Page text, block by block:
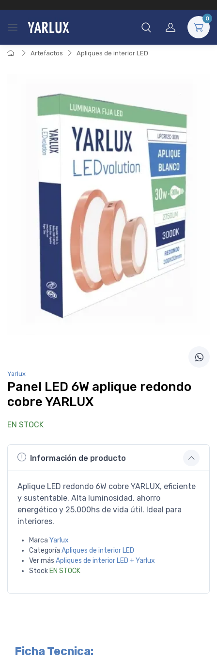
0
Artefactos Apliques de interior LED
Yarlux
Panel LED 6W aplique redondo
cobre YARLUX
EN STOCK
Información de producto
Aplique LED redondo 6W cobre YARLUX, eficiente
y sustentable. Alta luminosidad, ahorro
energético y 25.000hs de vida útil. Ideal para
interiores.
Marca Yarlux
Categoría Apliques de interior LED
Ver más Apliques de interior LED + Yarlux
Stock EN STOCK
Ficha Tecnica: